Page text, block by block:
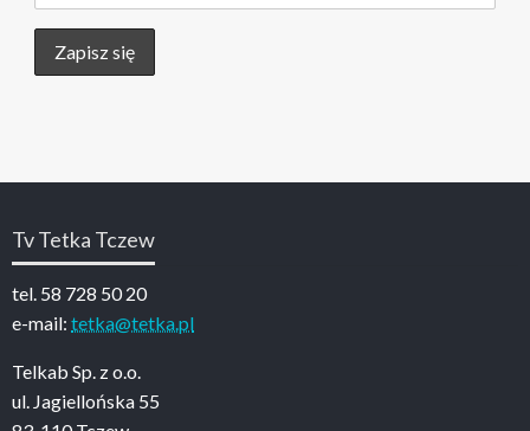
Tv Tetka Tczew
tel. 58 728 50 20
e-mail: tetka@tetka.pl
Telkab Sp. z o.o.
ul. Jagiellońska 55